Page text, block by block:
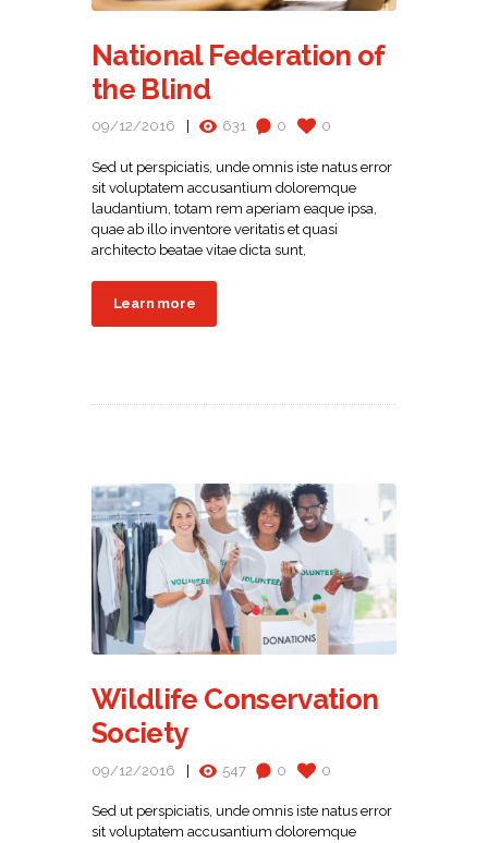
National Federation of
the Blind
09/12/2016 631 0 0
Sed ut perspiciatis, unde omnis iste natus error
sit voluptatem accusantium doloremque
laudantium, totam rem aperiam eaque ipsa,
quae ab illo inventore veritatis et quasi
architecto beatae vitae dicta sunt,
Learn more
Wildlife Conservation
Society
09/12/2016 547 0 0
Sed ut perspiciatis, unde omnis iste natus error
sit voluptatem accusantium doloremque